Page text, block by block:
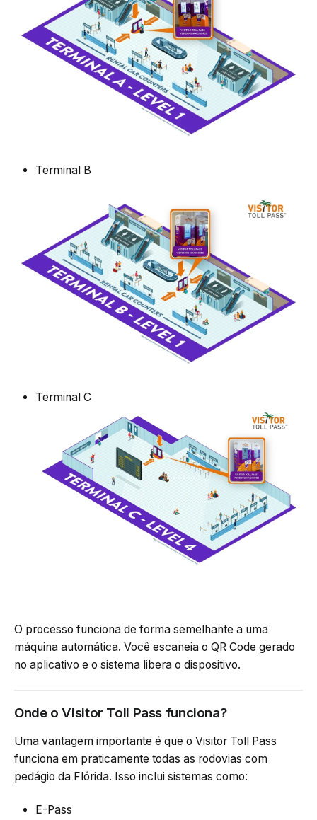
Terminal B
Terminal C
O processo funciona de forma semelhante a uma
máquina automática. Você escaneia o QR Code gerado
no aplicativo e o sistema libera o dispositivo.
Onde o Visitor Toll Pass funciona?
Uma vantagem importante é que o Visitor Toll Pass
funciona em praticamente todas as rodovias com
pedágio da Flórida. Isso inclui sistemas como:
E-Pass